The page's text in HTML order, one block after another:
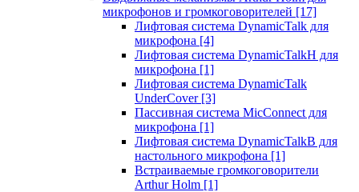
микрофонов и громкоговорителей [17]
Лифтовая система DynamicTalk для
микрофона [4]
Лифтовая система DynamicTalkH для
микрофона [1]
Лифтовая система DynamicTalk
UnderCover [3]
Пассивная система MicConnect для
микрофона [1]
Лифтовая система DynamicTalkB для
настольного микрофона [1]
Встраиваемые громкоговорители
Arthur Holm [1]